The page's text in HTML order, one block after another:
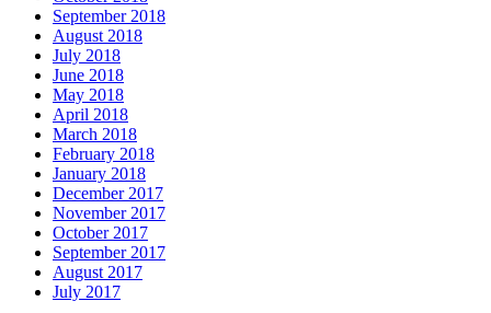
September 2018
August 2018
July 2018
June 2018
May 2018
April 2018
March 2018
February 2018
January 2018
December 2017
November 2017
October 2017
September 2017
August 2017
July 2017